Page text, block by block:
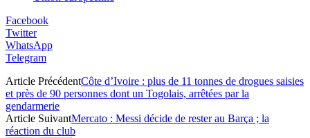
Facebook
Twitter
WhatsApp
Telegram
Article PrécédentCôte d’Ivoire : plus de 11 tonnes de drogues saisies
et près de 90 personnes dont un Togolais, arrêtées par la
gendarmerie
Article SuivantMercato : Messi décide de rester au Barça ; la
réaction du club